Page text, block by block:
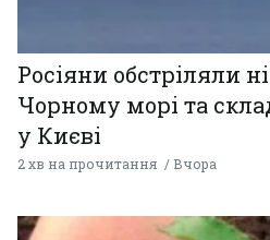
Росіяни обстріляли
Чорному морі та
у Києві
2 хв на прочитання Вчора